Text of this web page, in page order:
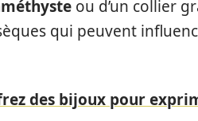
ou d’un collier
qui peuvent
des bijoux pour